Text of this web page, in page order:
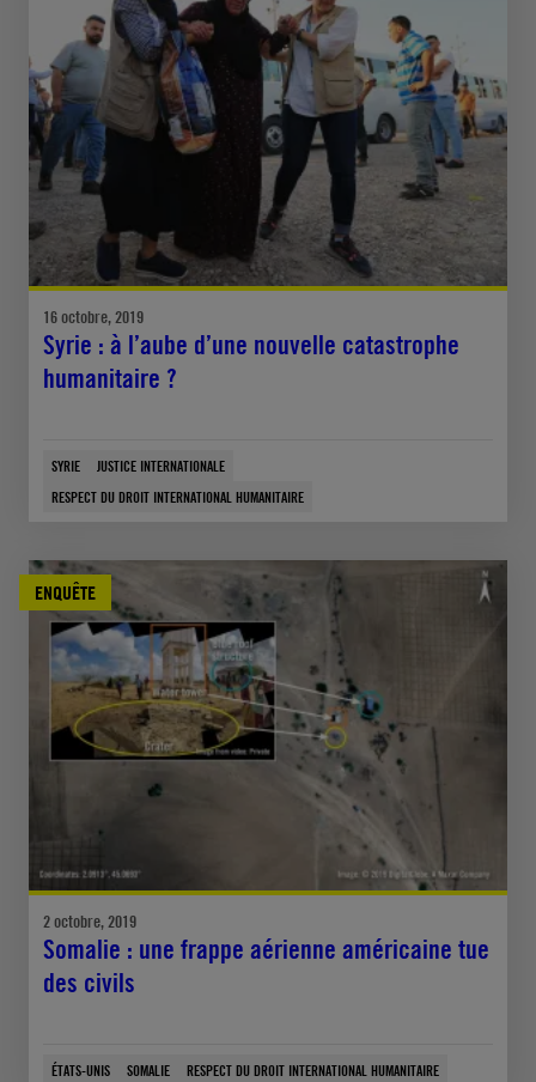
16 octobre, 2019
Syrie : à l’aube d’une nouvelle catastrophe
humanitaire ?
SYRIE
JUSTICE INTERNATIONALE
RESPECT DU DROIT INTERNATIONAL HUMANITAIRE
ENQUÊTE
2 octobre, 2019
Somalie : une frappe aérienne américaine tue
des civils
ÉTATS-UNIS SOMALIE RESPECT DU DROIT INTERNATIONAL HUMANITAIRE